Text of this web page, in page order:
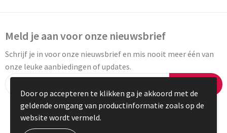
Meld je aan voor onze nieuwsbrief
Schrijf je in voor onze nieuwsbrief en mis nooit meer één van
onze leuke aanbiedingen of updates.
© Copyright Vaneylen 2023
Door op accepteren te klikken ga je akkoord met de
geldende omgang van productinformatie zoals op de
website wordt vermeld.